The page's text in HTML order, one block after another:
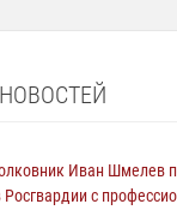
Иван Шмелев
Росгвардии с